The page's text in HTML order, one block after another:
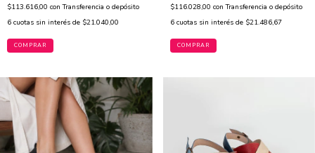
$113.616,00 con Transferencia o depósito
6 cuotas sin interés de $21.040,00
COMPRAR
$116.028,00 con Transferencia o depósito
6 cuotas sin interés de $21.486,67
COMPRAR